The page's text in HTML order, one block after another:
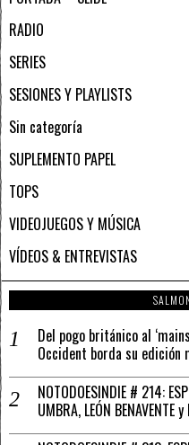
RADIO
SERIES
SESIONES Y PLAYLISTS
Sin categoría
SUPLEMENTO PAPEL
TOPS
VIDEOJUEGOS Y MÚSICA
VÍDEOS & ENTREVISTAS
Del pogo británico al
Occident borda su edición
NOTODOESINDIE # 214:
UMBRA, LEÓN BENAVENTE